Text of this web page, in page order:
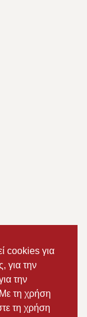
cookies για
για την
την
τη χρήση
τη χρήση